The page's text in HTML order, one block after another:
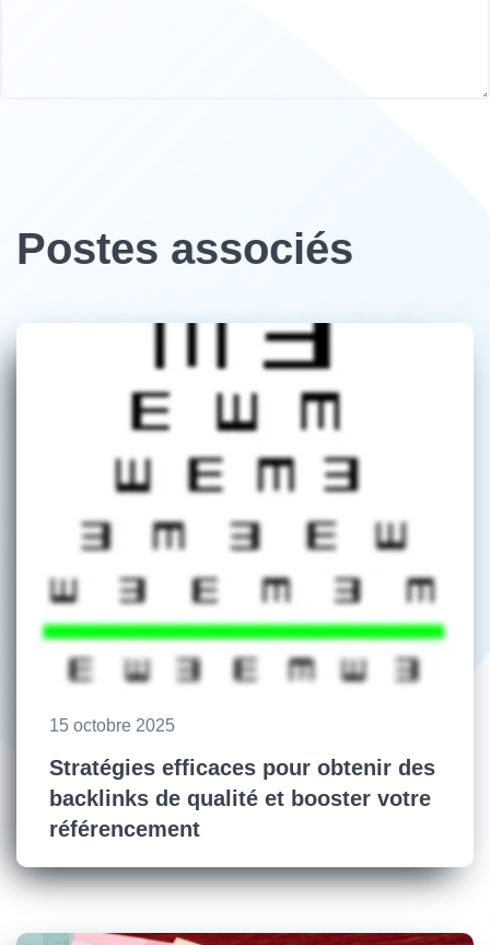
Postes associés
15 octobre 2025
Stratégies efficaces pour obtenir des
backlinks de qualité et booster votre
référencement